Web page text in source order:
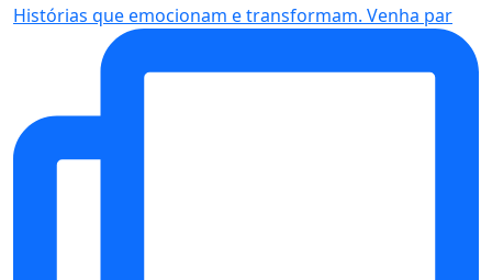
Histórias que emocionam e transformam. Venha par